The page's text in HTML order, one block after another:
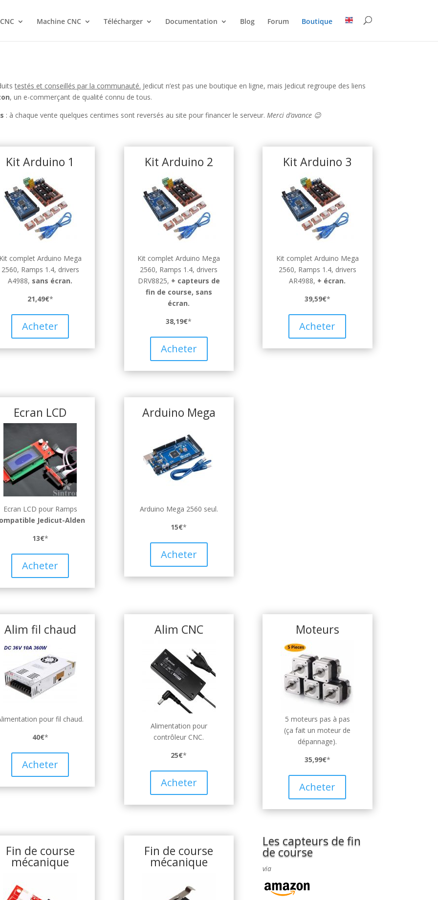
Machine CNC Télécharger Documentation Blog Forum Boutique
testés et conseillés par la communauté. Jedicut n’est pas une boutique en ligne, mais Jedicut regroupe des liens
, un e-commerçant de qualité connu de tous.
: à chaque vente quelques centimes sont reversés au site pour financer le serveur. Merci d’avance 😉
Kit Arduino 1
complet Arduino Mega
2560, Ramps 1.4, drivers
A4988, sans écran.
21,49€*
Acheter
Kit Arduino 2
Kit complet Arduino Mega
2560, Ramps 1.4, drivers
DRV8825, + capteurs de
fin de course, sans
écran.
38,19€*
Acheter
Kit Arduino 3
Kit complet Arduino Mega
2560, Ramps 1.4, drivers
AR4988, + écran.
39,59€*
Acheter
Ecran LCD
Ecran LCD pour Ramps
Jedicut-Alden
13€*
Acheter
Arduino Mega
Arduino Mega 2560 seul.
15€*
Acheter
Alim fil chaud
pour fil chaud.
40€*
Acheter
Alim CNC
Alimentation pour
contrôleur CNC.
25€*
Acheter
Moteurs
5 moteurs pas à pas
(ça fait un moteur de
dépannage).
35,99€*
Acheter
Fin de course
mécanique
Fin de course
mécanique
Les capteurs de fin
de course
via